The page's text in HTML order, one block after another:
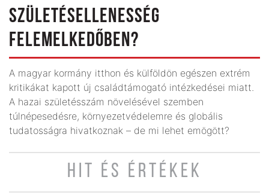
SZÜLETÉSELLENESSÉG
FELEMELKEDŐBEN?
A magyar kormány itthon és külföldön egészen extrém
kritikákat kapott új családtámogató intézkedései miatt.
A hazai születésszám növelésével szemben
túlnépesedésre, környezetvédelemre és globális
tudatosságra hivatkoznak – de mi lehet emögött?
HIT ÉS ÉRTÉKEK